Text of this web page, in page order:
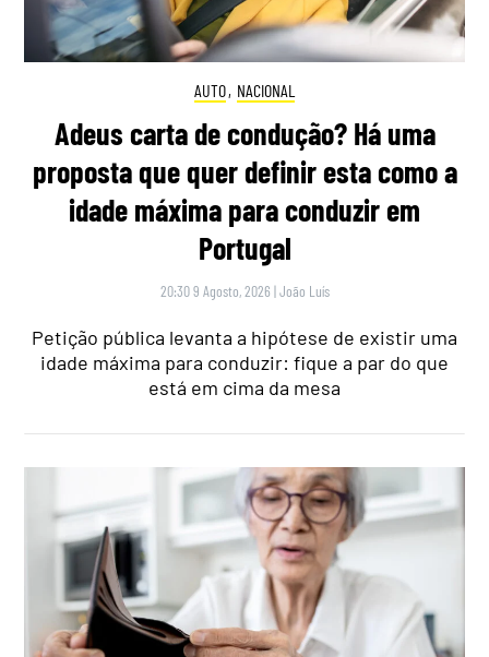
AUTO, NACIONAL
Adeus carta de condução? Há uma
proposta que quer definir esta como a
idade máxima para conduzir em
Portugal
20:30 9 Agosto, 2026 |João Luís
Petição pública levanta a hipótese de existir uma
idade máxima para conduzir: fique a par do que
está em cima da mesa